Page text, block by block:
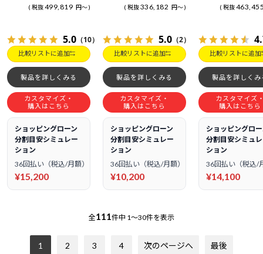
税抜499,819 円～
5.0 （10）
比較リストに追加
製品を詳しくみる
カスタマイズ・
購入はこちら
ショッピングローン
分割目安シミュレー
ション
36回払い（税込/月額）
¥15,200
税抜336,182 円～
5.0 （2）
比較リストに追加
製品を詳しくみる
カスタマイズ・
購入はこちら
ショッピングローン
分割目安シミュレー
ション
36回払い（税込/月額）
¥10,200
税抜
比較リストに追加
製品を詳しくみ
カスタマイズ
購入はこちら
ショッピングロ
分割目安シミュ
ション
36回払い（税込/
¥14,100
全111件中 1～30件を表示
1 2 3 4 次のページへ 最後